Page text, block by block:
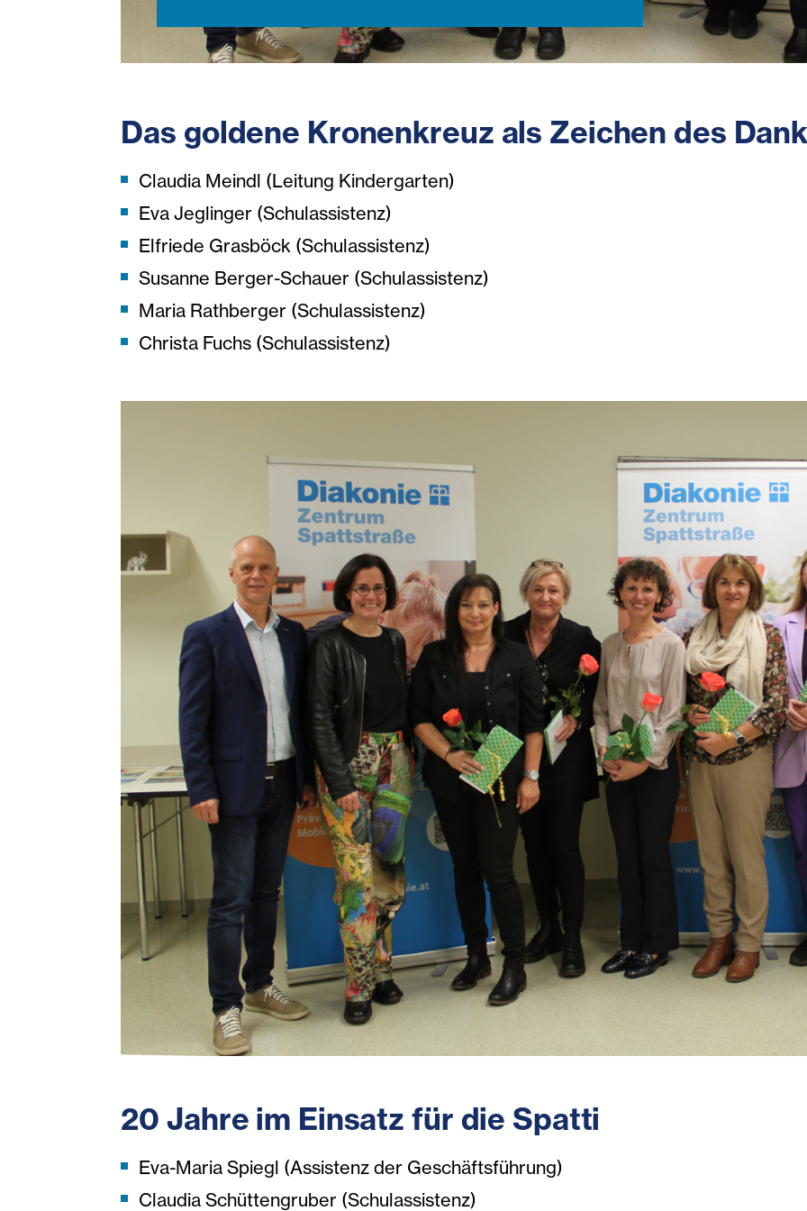
Das goldene Kronenkreuz als Zeichen des
Claudia Meindl (Leitung Kindergarten)
Eva Jeglinger (Schulassistenz)
Elfriede Grasböck (Schulassistenz)
Susanne Berger-Schauer (Schulassistenz)
Maria Rathberger (Schulassistenz)
Christa Fuchs (Schulassistenz)
20 Jahre im Einsatz für die Spatti
Eva-Maria Spiegl (Assistenz der Geschäftsführung)
Claudia Schüttengruber (Schulassistenz)